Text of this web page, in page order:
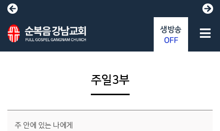
주일3부
주 안에 있는 나에게
생방송
OFF